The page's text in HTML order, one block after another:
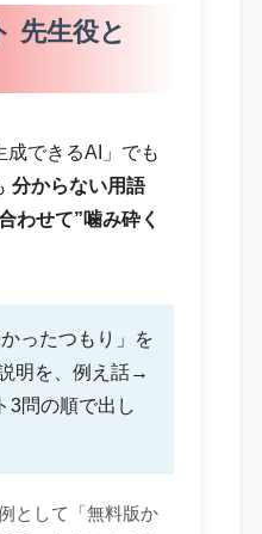
先生役と
成できるAI」でも
分からない用語
わせて”噛み砕く
かったつもり」を
明を、例え話→
3問の順で出し
として「無料版か